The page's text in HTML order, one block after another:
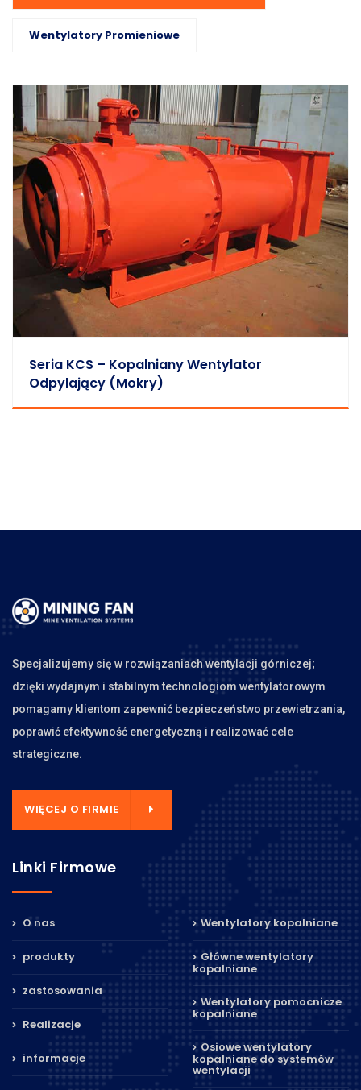
Wentylatory Promieniowe
Seria KCS – Kopalniany Wentylator
Odpylający (mokry)
Specjalizujemy się w rozwiązaniach wentylacji górniczej;
dzięki wydajnym i stabilnym technologiom wentylatorowym
pomagamy klientom zapewnić bezpieczeństwo przewietrzania,
poprawić efektywność energetyczną i realizować cele
strategiczne.
WIĘCEJ O FIRMIE
Linki Firmowe
O nas
produkty
zastosowania
Realizacje
informacje
Wentylatory kopalniane
Główne wentylatory
kopalniane
Wentylatory pomocnicze
kopalniane
Osiowe wentylatory
kopalniane do systemów
wentylacji